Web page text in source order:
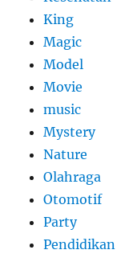
King
Magic
Model
Movie
music
Mystery
Nature
Olahraga
Otomotif
Party
Pendidikan